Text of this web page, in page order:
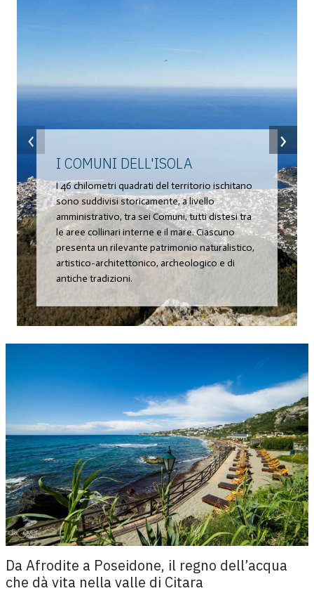
I COMUNI DELL'ISOLA
I 46 chilometri quadrati del territorio ischitano
sono suddivisi storicamente, a livello
amministrativo, tra sei Comuni, tutti distesi tra
le aree collinari interne e il mare. Ciascuno
presenta un rilevante patrimonio naturalistico,
artistico-architettonico, archeologico e di
antiche tradizioni.
‹ ›
Da Afrodite a Poseidone, il regno dell’acqua
che dà vita nella valle di Citara